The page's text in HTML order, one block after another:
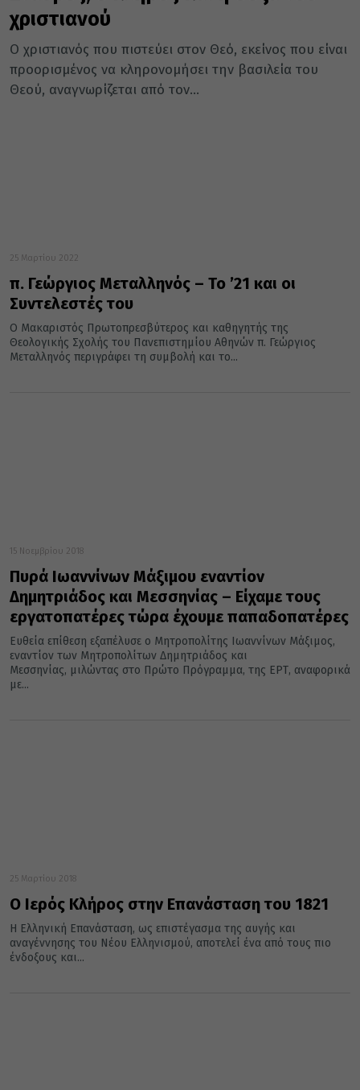
χριστιανού
Ο χριστιανός που πιστεύει στον Θεό, εκείνος που είναι
προορισμένος να κληρονομήσει την βασιλεία του
Θεού, αναγνωρίζεται από τον...
25 Μαρτίου 2022
π. Γεώργιος Μεταλληνός – Το ’21 και οι
Συντελεστές του
Ο Μακαριστός Πρωτοπρεσβύτερος και καθηγητής της
Θεολογικής Σχολής του Πανεπιστημίου Αθηνών π. Γεώργιος
Μεταλληνός περιγράφει τη συμβολή και το...
15 Νοεμβρίου 2018
Πυρά Ιωαννίνων Μάξιμου εναντίον
Δημητριάδος και Μεσσηνίας – Είχαμε τους
εργατοπατέρες τώρα έχουμε παπαδοπατέρες
Ευθεία επίθεση εξαπέλυσε ο Μητροπολίτης Ιωαννίνων Μάξιμος,
εναντίον των Μητροπολίτων Δημητριάδος και
Μεσσηνίας, μιλώντας στο Πρώτο Πρόγραμμα, της ΕΡΤ, αναφορικά
με...
25 Μαρτίου 2018
Ο Ιερός Κλήρος στην Επανάσταση του 1821
Η Ελληνική Επανάσταση, ως επιστέγασμα της αυγής και
αναγέννησης του Νέου Ελληνισμού, αποτελεί ένα από τους πιο
ένδοξους και...